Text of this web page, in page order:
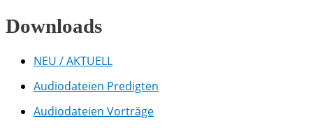
Downloads
NEU / AKTUELL
Audiodateien Predigten
Audiodateien Vorträge